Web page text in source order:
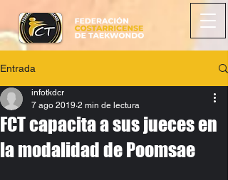
Entrada
FCT capacita a sus jueces en
la modalidad de Poomsae
infotkdcr
7 ago 2019 2 min de lectura